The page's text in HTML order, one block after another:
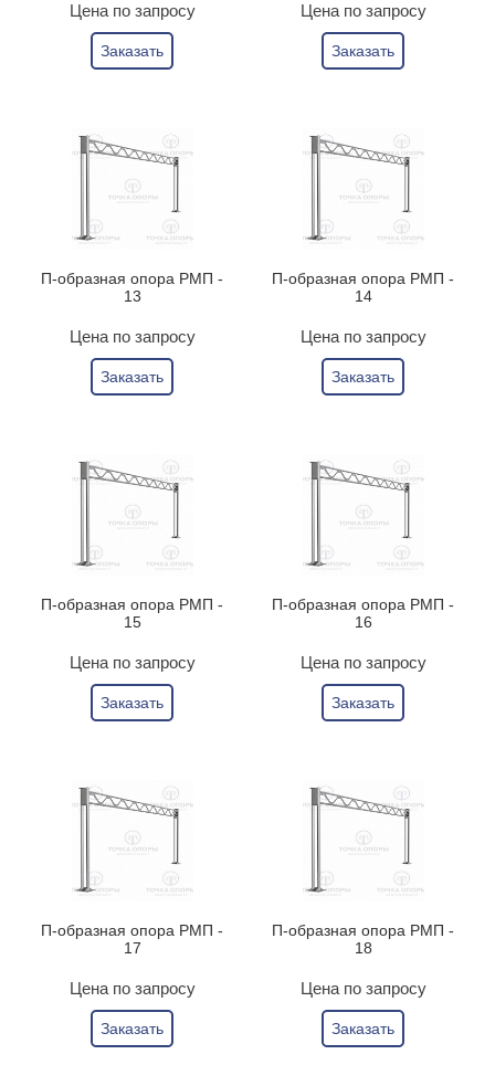
Цена по запросу
Заказать
Цена по запросу
Заказать
П-образная опора РМП -
13
Цена по запросу
Заказать
П-образная опора РМП -
14
Цена по запросу
Заказать
П-образная опора РМП -
15
Цена по запросу
Заказать
П-образная опора РМП -
16
Цена по запросу
Заказать
П-образная опора РМП -
17
Цена по запросу
Заказать
П-образная опора РМП -
18
Цена по запросу
Заказать